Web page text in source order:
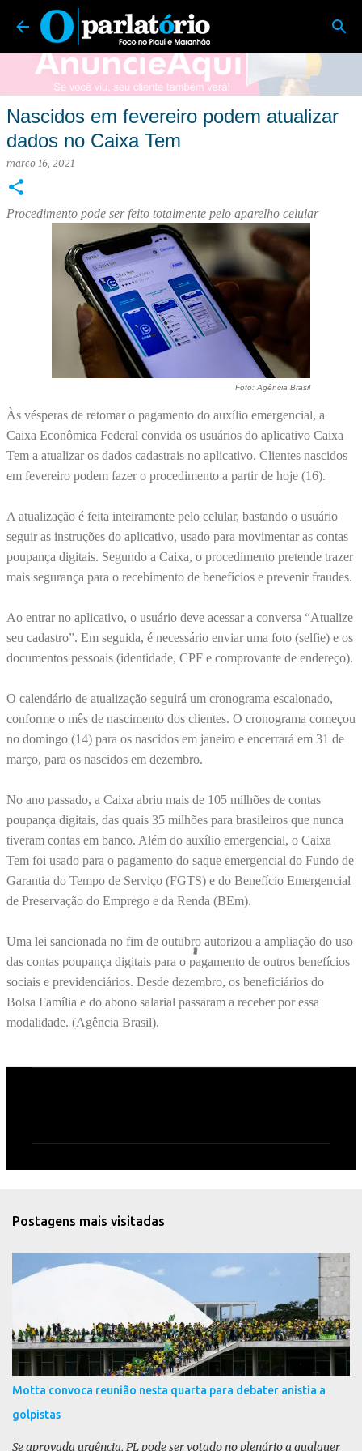
Pular para o conteúdo principal
O Parlatório | Foco no Piauí e Maranhão
Nascidos em fevereiro podem atualizar
dados no Caixa Tem
março 16, 2021
Procedimento pode ser feito totalmente pelo aparelho celular
Foto: Agência Brasil
Às vésperas de retomar o pagamento do auxílio emergencial, a
Caixa Econômica Federal convida os usuários do aplicativo Caixa
Tem a atualizar os dados cadastrais no aplicativo. Clientes nascidos
em fevereiro podem fazer o procedimento a partir de hoje (16).
A atualização é feita inteiramente pelo celular, bastando o usuário
seguir as instruções do aplicativo, usado para movimentar as contas
poupança digitais. Segundo a Caixa, o procedimento pretende trazer
mais segurança para o recebimento de benefícios e prevenir fraudes.
Ao entrar no aplicativo, o usuário deve acessar a conversa “Atualize
seu cadastro”. Em seguida, é necessário enviar uma foto (selfie) e os
documentos pessoais (identidade, CPF e comprovante de endereço).
O calendário de atualização seguirá um cronograma escalonado,
conforme o mês de nascimento dos clientes. O cronograma começou
no domingo (14) para os nascidos em janeiro e encerrará em 31 de
março, para os nascidos em dezembro.
No ano passado, a Caixa abriu mais de 105 milhões de contas
poupança digitais, das quais 35 milhões para brasileiros que nunca
tiveram contas em banco. Além do auxílio emergencial, o Caixa
Tem foi usado para o pagamento do saque emergencial do Fundo de
Garantia do Tempo de Serviço (FGTS) e do Benefício Emergencial
de Preservação do Emprego e da Renda (BEm).
Uma lei sancionada no fim de outubro autorizou a ampliação do uso
das contas poupança digitais para o pagamento de outros benefícios
sociais e previdenciários. Desde dezembro, os beneficiários do
Bolsa Família e do abono salarial passaram a receber por essa
modalidade. (Agência Brasil).
á
r
i
Postagens mais visitadas
Motta convoca reunião nesta quarta para debater anistia a
golpistas
Se aprovada urgência, PL pode ser votado no plenário a qualquer